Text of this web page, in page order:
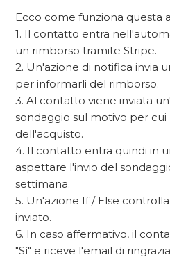
Ecco come funziona questa
1. Il contatto entra
un rimborso tramite Stripe.
2. Un'azione di notifica invia
per informarli del rimborso.
3. Al contatto viene inviata
sondaggio sul motivo per
dell'acquisto.
4. Il contatto entra quindi in
aspettare l'invio del
settimana.
5. Un'azione If / Else
inviato.
6. In caso affermativo, il
"Sì" e riceve l'email di